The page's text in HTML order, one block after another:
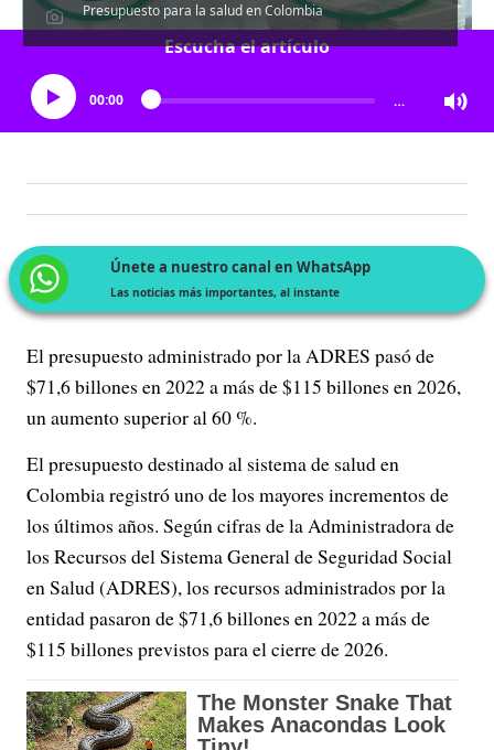
Presupuesto para la salud en Colombia
Escucha el artículo
00:00 …
Únete a nuestro canal en WhatsApp
Las noticias más importantes, al instante
El presupuesto administrado por la ADRES pasó de
$71,6 billones en 2022 a más de $115 billones en 2026,
un aumento superior al 60 %.
El presupuesto destinado al sistema de salud en
Colombia registró uno de los mayores incrementos de
los últimos años. Según cifras de la Administradora de
los Recursos del Sistema General de Seguridad Social
en Salud (ADRES), los recursos administrados por la
entidad pasaron de $71,6 billones en 2022 a más de
$115 billones previstos para el cierre de 2026.